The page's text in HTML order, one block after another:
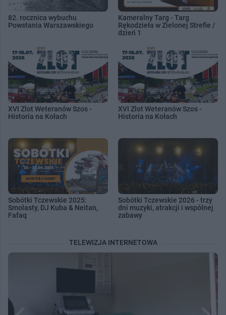
82. rocznica wybuchu
Powstania Warszawskiego
Kameralny Targ - Targ
Rękodzieła w Zielonej Strefie /
dzień 1
XVI Zlot Weteranów Szos -
Historia na Kołach
XVI Zlot Weteranów Szos -
Historia na Kołach
Sobótki Tczewskie 2025:
Smolasty, DJ Kuba & Neitan,
Fafaq
Sobótki Tczewskie 2026 - trzy
dni muzyki, atrakcji i wspólnej
zabawy
TELEWIZJA INTERNETOWA